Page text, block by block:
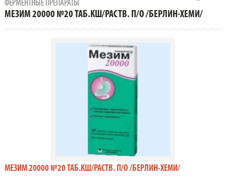
ФЕРМЕНТНЫЕ ПРЕПАРАТЫ
МЕЗИМ 20000 №20 ТАБ.КШ/РАСТВ. П/О /БЕРЛИН-ХЕМИ/
МЕЗИМ 20000 №20 ТАБ.КШ/РАСТВ. П/О /БЕРЛИН-ХЕМИ/